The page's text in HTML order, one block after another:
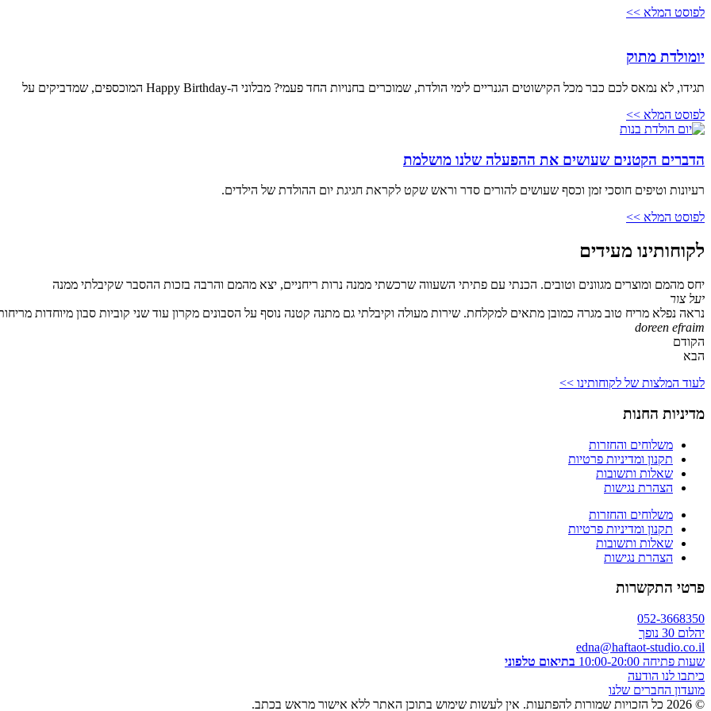
לפוסט המלא >>
יומולדת מתוק
תגידו, לא נמאס לכם כבר מכל הקישוטים הגנריים לימי הולדת, שמוכרים בחנויות החד פעמי? מבלוני ה-Happy Birthday המוכספים, שמדביקים על
לפוסט המלא >>
הדברים הקטנים שעושים את ההפעלה שלנו מושלמת
רעיונות וטיפים חוסכי זמן וכסף שעושים להורים סדר וראש שקט לקראת חגיגת יום ההולדת של הילדים.
לפוסט המלא >>
לקוחותינו מעידים
יחס מהמם ומוצרים מגוונים וטובים. הכנתי עם פתיתי השעווה שרכשתי ממנה נרות ריחניים, יצא מהמם והרבה בזכות ההסבר שקיבלתי ממנה
יעל צור
נראה נפלא מריח טוב מגרה כמובן מתאים למקלחת. שירות מעולה וקיבלתי גם מתנה קטנה נוסף על הסבונים מקרון עוד שני קוביות סבון מיוחדות
doreen efraim
הקודם
הבא
לעוד המלצות של לקוחותינו >>
מדיניות החנות
משלוחים והחזרות
תקנון ומדיניות פרטיות
שאלות ותשובות
הצהרת נגישות
משלוחים והחזרות
תקנון ומדיניות פרטיות
שאלות ותשובות
הצהרת נגישות
פרטי התקשרות
052-3668350
יהלום 30 נופך
edna@haftaot-studio.co.il
שעות פתיחה 10:00-20:00
בתיאום טלפוני
כיתבו לנו הודעה
מועדון החברים שלנו
© 2026 כל הזכויות שמורות להפתעות. אין לעשות שימוש בתוכן האתר ללא אישור מראש בכתב.